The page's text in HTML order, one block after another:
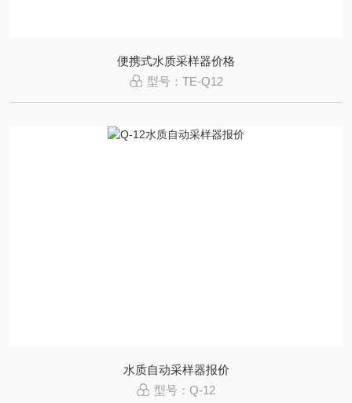
便携式水质采样器价格
型号：TE-Q12
水质自动采样器报价
型号：Q-12